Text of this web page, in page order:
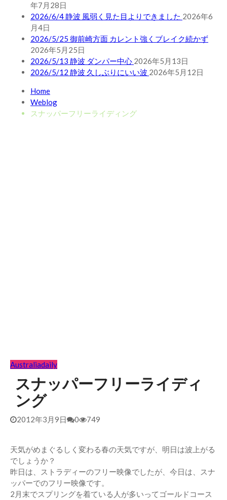
年7月28日
2026/6/4 静波 風弱く見た目よりできました 2026年6
月4日
2026/5/25 御前崎方面 カレント強くブレイク続かず
2026年5月25日
2026/5/13 静波 ダンパー中心 2026年5月13日
2026/5/12 静波 久しぶりにいい波 2026年5月12日
Home
Weblog
スナッパーフリーライディング
Australiadaily
スナッパーフリーライディ
ング
2012年3月9日 0 749
天気がめまぐるしく変わる春の天気ですが、明日は波上がる
でしょうか？
昨日は、ストラディーのフリー映像でしたが、今日は、スナ
ッパーでのフリー映像です。
2月末でスプリングを着ている人が多いってゴールドコース